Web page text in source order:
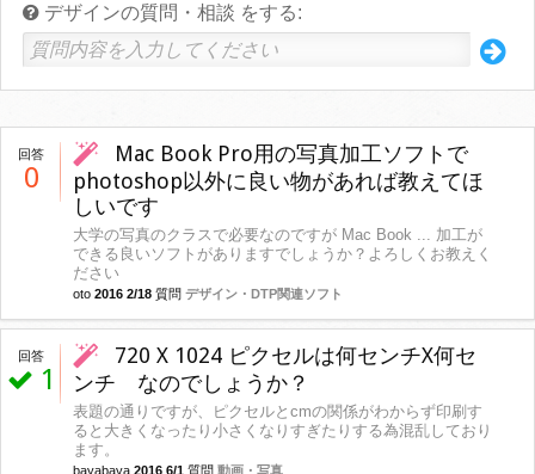
デザインの質問・相談 をする:
回答
0
Mac Book Pro用の写真加工ソフトで
photoshop以外に良い物があれば教えてほ
しいです
大学の写真のクラスで必要なのですが Mac Book ... 加工が
できる良いソフトがありますでしょうか？よろしくお教えく
ださい
oto 2016 2/18 質問 デザイン・DTP関連ソフト
回答
1
720 X 1024 ピクセルは何センチX何セ
ンチ なのでしょうか？
表題の通りですが、ピクセルとcmの関係がわからず印刷す
ると大きくなったり小さくなりすぎたりする為混乱しており
ます。
bayabaya 2016 6/1 質問 動画・写真